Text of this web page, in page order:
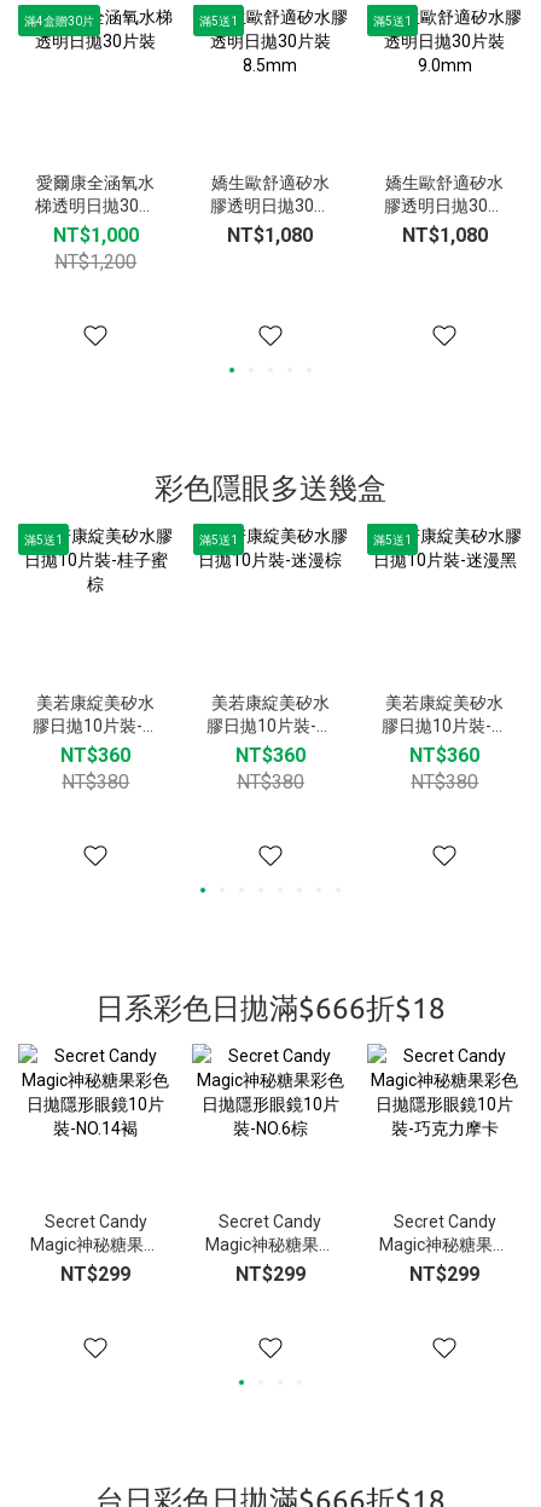
滿4盒贈30片
愛爾康全涵氧水
梯透明日拋30片
裝
NT$1,000
NT$1,200
滿5送1
嬌生歐舒適矽水
膠透明日拋30片
裝8.5mm
NT$1,080
滿5送1
嬌生歐舒適矽水
膠透明日拋30片
裝9.0mm
NT$1,080
彩色隱眼多送幾盒
滿5送1
美若康綻美矽水
膠日拋10片裝-桂
子蜜棕
NT$360
NT$380
滿5送1
美若康綻美矽水
膠日拋10片裝-迷
漫棕
NT$360
NT$380
滿5送1
美若康綻美矽水
膠日拋10片裝-迷
漫黑
NT$360
NT$380
日系彩色日拋滿$666折$18
Secret Candy
Magic神秘糖果彩
色日拋隱形眼鏡
NT$299
Secret Candy
Magic神秘糖果彩
色日拋隱形眼鏡
NT$299
Secret Candy
Magic神秘糖果彩
色日拋隱形眼鏡
NT$299